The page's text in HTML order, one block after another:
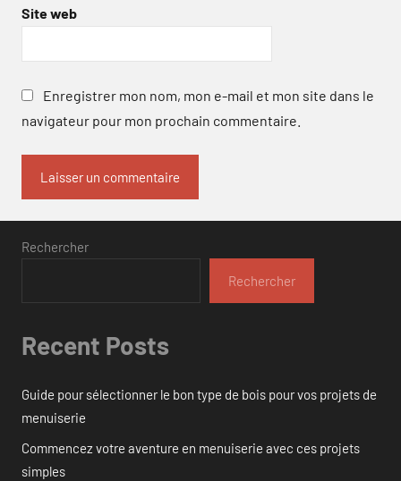
Site web
Enregistrer mon nom, mon e-mail et mon site dans le
navigateur pour mon prochain commentaire.
Rechercher
Rechercher
Recent Posts
Guide pour sélectionner le bon type de bois pour vos projets de
menuiserie
Commencez votre aventure en menuiserie avec ces projets
simples